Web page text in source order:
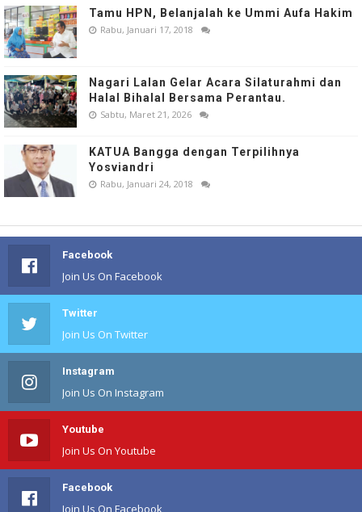
Tamu HPN, Belanjalah ke Ummi Aufa Hakim
Rabu, Januari 17, 2018
Nagari Lalan Gelar Acara Silaturahmi dan
Halal Bihalal Bersama Perantau.
Sabtu, Maret 21, 2026
KATUA Bangga dengan Terpilihnya
Yosviandri
Rabu, Januari 24, 2018
Facebook
Join Us On Facebook
Twitter
Join Us On Twitter
Instagram
Join Us On Instagram
Youtube
Join Us On Youtube
Facebook
Join Us On Facebook